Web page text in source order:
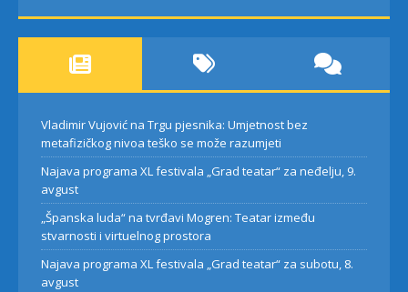
Vladimir Vujović na Trgu pjesnika: Umjetnost bez
metafizičkog nivoa teško se može razumjeti
Najava programa XL festivala „Grad teatar“ za neđelju, 9.
avgust
„Španska luda“ na tvrđavi Mogren: Teatar između
stvarnosti i virtuelnog prostora
Najava programa XL festivala „Grad teatar“ za subotu, 8.
avgust